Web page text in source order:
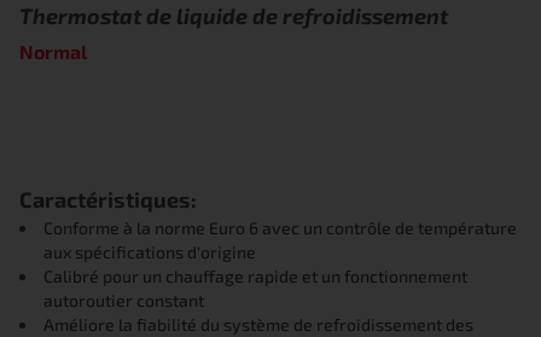
Thermostat de liquide de refroidissement
Normal
Caractéristiques:
Conforme à la norme Euro 6 avec un contrôle de température
aux spécifications d'origine
Calibré pour un chauffage rapide et un fonctionnement
autoroutier constant
Améliore la fiabilité du système de refroidissement des